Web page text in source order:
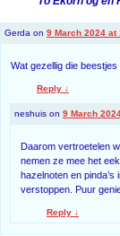
Gerda on 9 March 2024 at
Wat gezellig die beestjes
Reply ↓
neshuis on 9 March
Daarom vertroetelen
nemen ze mee het
hazelnoten en
verstoppen. Puur
Reply ↓